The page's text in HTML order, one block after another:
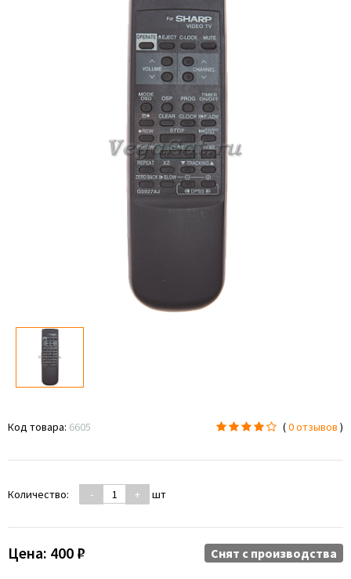
Код товара: 6605 (0 отзывов )
Количество: - + шт
Цена: 400 ₽ Снят c производства